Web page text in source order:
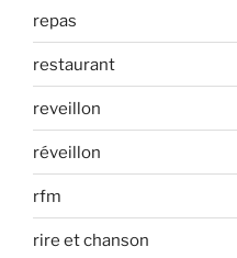
repas
restaurant
reveillon
réveillon
rfm
rire et chanson